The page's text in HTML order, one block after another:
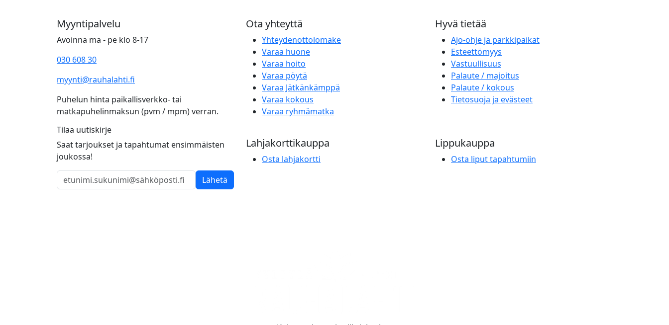
Myyntipalvelu
Avoinna ma - pe klo 8-17
030 608 30
myynti@rauhalahti.fi
Puhelun hinta paikallisverkko- tai
matkapuhelinmaksun (pvm / mpm) verran.
Tilaa uutiskirje
Saat tarjoukset ja tapahtumat ensimmäisten
joukossa!
Lähetä
Ota yhteyttä
Yhteydenottolomake
Varaa huone
Varaa hoito
Varaa pöytä
Varaa Jätkänkämppä
Varaa kokous
Varaa ryhmämatka
Hyvä tietää
Ajo-ohje ja parkkipaikat
Esteettömyys
Vastuullisuus
Palaute / majoitus
Palaute / kokous
Tietosuoja ja evästeet
Lahjakorttikauppa
Osta lahjakortti
Lippukauppa
Osta liput tapahtumiin